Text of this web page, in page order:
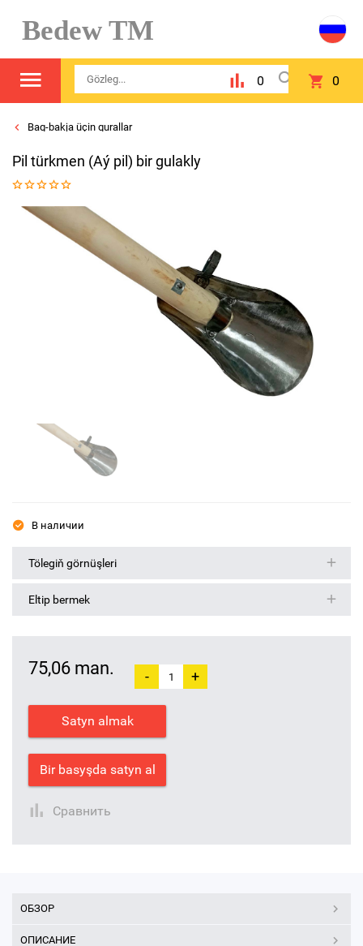
Bedew TM
0 0
Bag-bakja üçin gurallar
Pil türkmen (Aý pil) bir gulakly
В наличии
Tölegiň görnüşleri
Eltip bermek
75,06 man. - +
Satyn almak
Bir basyşda satyn al
Сравнить
ОБЗОР
ОПИСАНИЕ